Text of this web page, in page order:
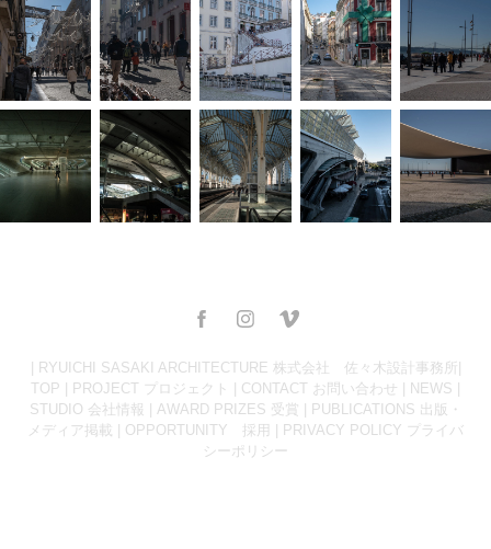
| RYUICHI SASAKI ARCHITECTURE 株式会社 佐々木設計事務所|
TOP
PROJECT プロジェクト CONTACT お問い合わせ NEWS
STUDIO 会社情報
AWARD PRIZES 受賞
PUBLICATIONS 出版・
メディア掲載
OPPORTUNITY 採用
PRIVACY POLICY プライバ
シーポリシー